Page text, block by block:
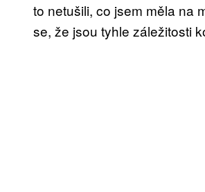
to netušili, co jsem měla na
se, že jsou tyhle záležitosti